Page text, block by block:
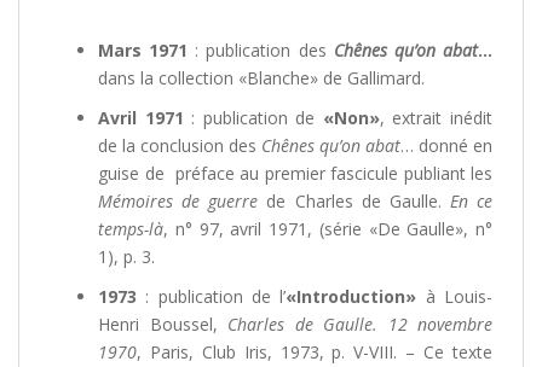
Mars 1971 : publication des Chênes qu’on abat…
dans la collection «Blanche» de Gallimard.
Avril 1971 : publication de «Non», extrait inédit
de la conclusion des Chênes qu’on abat… donné en
guise de préface au premier fascicule publiant les
Mémoires de guerre de Charles de Gaulle. En ce
temps-là, n° 97, avril 1971, (série «De Gaulle», n°
1), p. 3.
1973 : publication de l’«Introduction» à Louis-
Henri Boussel, Charles de Gaulle. 12 novembre
1970, Paris, Club Iris, 1973, p. V-VIII. – Ce texte